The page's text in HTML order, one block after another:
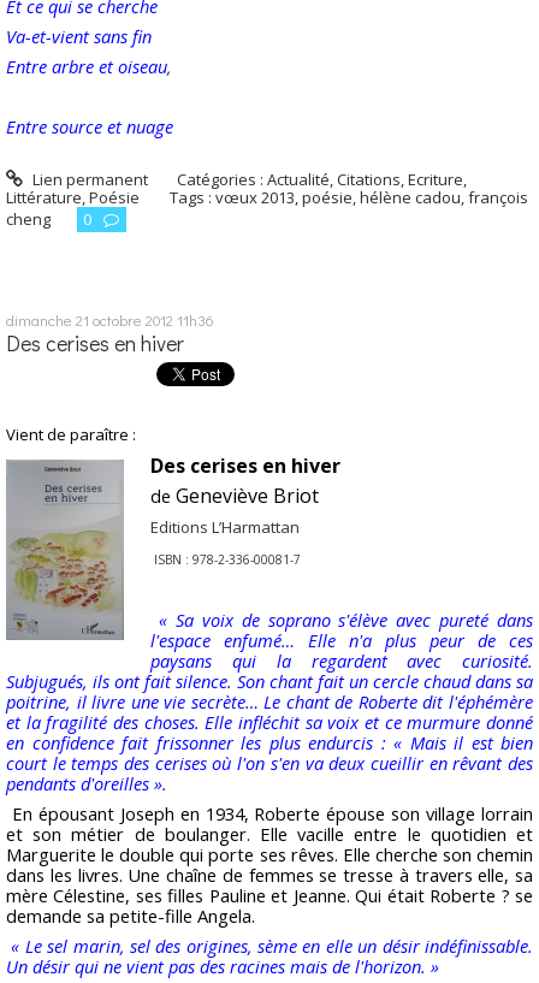
Et ce qui se cherche
Va-et-vient sans fin
Entre arbre et oiseau,
Entre source et nuage
Lien permanent Catégories :Actualité,Citations,Ecriture,
Littérature,Poésie Tags : vœux 2013,poésie,hélène cadou,françois
cheng
0
dimanche 21 octobre 2012 11h36
Des cerises en hiver
Vient de paraître :
Des cerises en hiver
de Geneviève Briot
Editions L’Harmattan
ISBN : 978-2-336-00081-7
« Sa voix de soprano s'élève avec pureté dans
l'espace enfumé… Elle n'a plus peur de ces
paysans qui la regardent avec curiosité.
Subjugués, ils ont fait silence. Son chant fait un cercle chaud dans sa
poitrine, il livre une vie secrète… Le chant de Roberte dit l'éphémère
et la fragilité des choses. Elle infléchit sa voix et ce murmure donné
en confidence fait frissonner les plus endurcis : « Mais il est bien
court le temps des cerises où l'on s'en va deux cueillir en rêvant des
pendants d'oreilles ».
En épousant Joseph en 1934, Roberte épouse son village lorrain
et son métier de boulanger. Elle vacille entre le quotidien et
Marguerite le double qui porte ses rêves. Elle cherche son chemin
dans les livres. Une chaîne de femmes se tresse à travers elle, sa
mère Célestine, ses filles Pauline et Jeanne. Qui était Roberte ? se
demande sa petite-fille Angela.
« Le sel marin, sel des origines, sème en elle un désir indéfinissable.
Un désir qui ne vient pas des racines mais de l'horizon. »